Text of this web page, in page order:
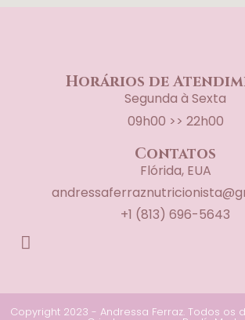
Horários de
Segunda à Sexta
09h00 >> 22h00
Contatos
Flórida, EUA
+1 (813) 696-5643
Copyright 2023 - Andressa Ferraz. Todos os